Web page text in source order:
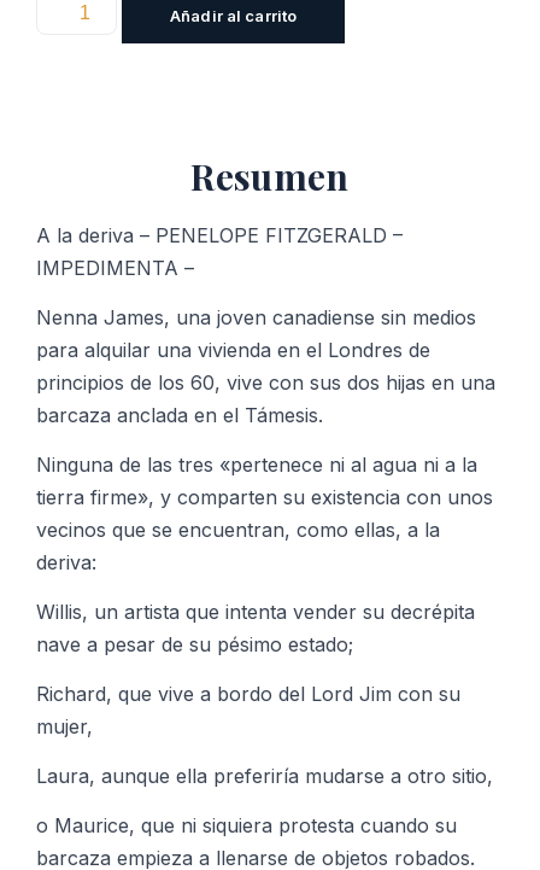
Añadir al carrito
Resumen
A la deriva – PENELOPE FITZGERALD –
IMPEDIMENTA –
Nenna James, una joven canadiense sin medios
para alquilar una vivienda en el Londres de
principios de los 60, vive con sus dos hijas en una
barcaza anclada en el Támesis.
Ninguna de las tres «pertenece ni al agua ni a la
tierra firme», y comparten su existencia con unos
vecinos que se encuentran, como ellas, a la
deriva:
Willis, un artista que intenta vender su decrépita
nave a pesar de su pésimo estado;
Richard, que vive a bordo del Lord Jim con su
mujer,
Laura, aunque ella preferiría mudarse a otro sitio,
o Maurice, que ni siquiera protesta cuando su
barcaza empieza a llenarse de objetos robados.